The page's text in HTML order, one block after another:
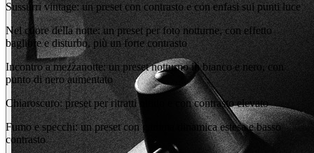
Sussurri vintage: un preset con contrasto e con enfasi sui punti luce
Nel cuore della notte: un preset per foto notturne, con effetto
bagliore e disturbo, più un forte contrasto
Incontro a mezzanotte: un preset notturno in bianco e nero, con
punto di nero aumentato
Chiaroscuro: preset per ritratti nitido e con contrasto elevato
Fumo e specchi: un preset con gamma dinamica estesa e basso
contrasto